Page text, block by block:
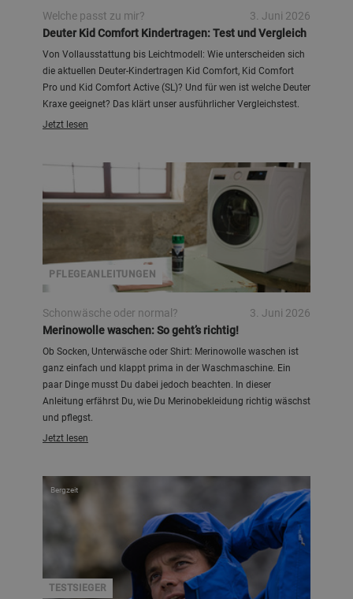
Welche passt zu mir?
3. Juni 2026
Deuter Kid Comfort Kindertragen: Test und Vergleich
Von Vollausstattung bis Leichtmodell: Wie unterscheiden sich
die aktuellen Deuter-Kindertragen Kid Comfort, Kid Comfort
Pro und Kid Comfort Active (SL)? Und für wen ist welche Deuter
Kraxe geeignet? Das klärt unser ausführlicher Vergleichstest.
Jetzt lesen
PFLEGEANLEITUNGEN
Schonwäsche oder normal?
3. Juni 2026
Merinowolle waschen: So geht’s richtig!
Ob Socken, Unterwäsche oder Shirt: Merinowolle waschen ist
ganz einfach und klappt prima in der Waschmaschine. Ein
paar Dinge musst Du dabei jedoch beachten. In dieser
Anleitung erfährst Du, wie Du Merinobekleidung richtig wäschst
und pflegst.
Jetzt lesen
TESTSIEGER
Bergzeit